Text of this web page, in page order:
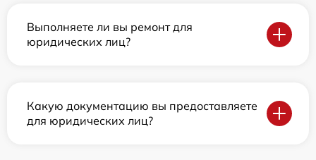
Выполняете ли вы ремонт для
юридических лиц?
Какую документацию вы предоставляете
для юридических лиц?